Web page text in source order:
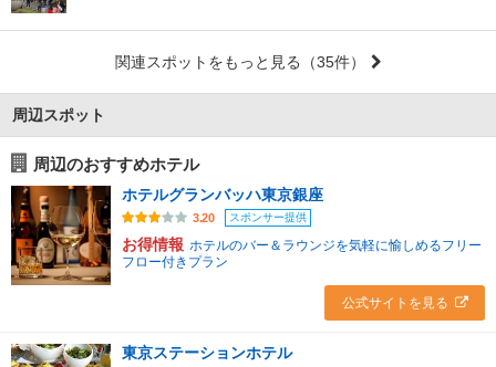
関連スポットをもっと見る （35件）
周辺スポット
周辺のおすすめホテル
ホテルグランバッハ東京銀座
3.20 スポンサー提供
お得情報 ホテルのバー＆ラウンジを気軽に愉しめるフリー
フロー付きプラン
公式サイトを見る
東京ステーションホテル